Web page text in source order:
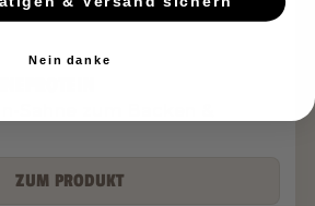
ZUM PRODUKT
Nein danke